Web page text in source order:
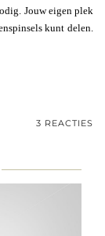
Jouw eigen plek
kunt delen.
3 REACTIES